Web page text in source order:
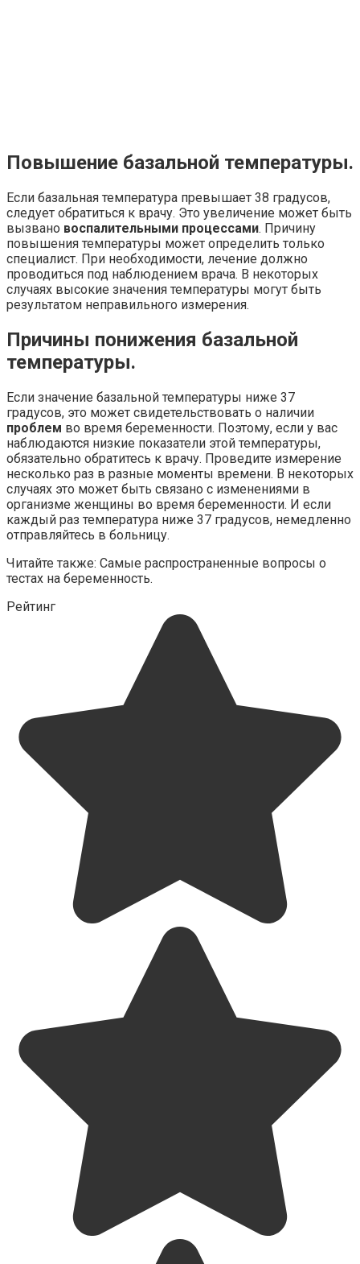
Повышение базальной температуры.
Если базальная температура превышает 38 градусов,
следует обратиться к врачу. Это увеличение может быть
вызвано воспалительными процессами. Причину
повышения температуры может определить только
специалист. При необходимости, лечение должно
проводиться под наблюдением врача. В некоторых
случаях высокие значения температуры могут быть
результатом неправильного измерения.
Причины понижения базальной
температуры.
Если значение базальной температуры ниже 37
градусов, это может свидетельствовать о наличии
проблем во время беременности. Поэтому, если у вас
наблюдаются низкие показатели этой температуры,
обязательно обратитесь к врачу. Проведите измерение
несколько раз в разные моменты времени. В некоторых
случаях это может быть связано с изменениями в
организме женщины во время беременности. И если
каждый раз температура ниже 37 градусов, немедленно
отправляйтесь в больницу.
Читайте также: Самые распространенные вопросы о
тестах на беременность.
Рейтинг